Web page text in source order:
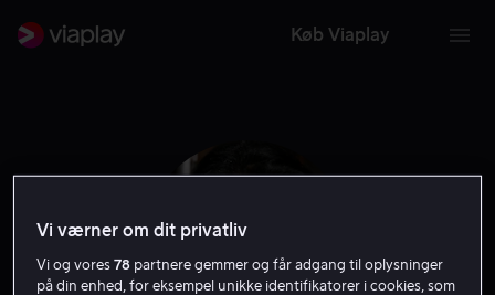
Køb Viaplay
Vi værner om dit privatliv
Vi og vores78 partnere gemmer og får adgang til oplysninger
på din enhed, for eksempel unikke identifikatorer i cookies, som